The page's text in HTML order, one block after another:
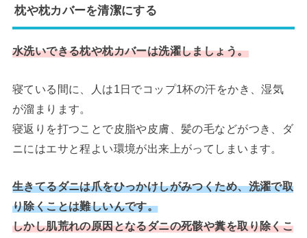
枕や枕カバーを清潔にする
水洗いできる枕や枕カバーは洗濯しましょう。
寝ている間に、人は1日でコップ1杯の汗をかき、湿気
が溜まります。
寝返りを打つことで皮脂や皮膚、髪の毛などがつき、ダ
ニにはエサと程よい環境が出来上がってしまいます。
生きてるダニは爪をひっかけしがみつくため、洗濯で取
り除くことは難しいんです。
しかし肌荒れの原因となるダニの死骸や糞を取り除くこ